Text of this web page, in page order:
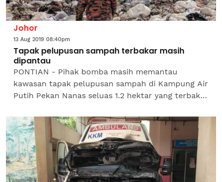
Johor
13 Aug 2019 08:40pm
Tapak pelupusan sampah terbakar masih
dipantau
PONTIAN - Pihak bomba masih memantau
kawasan tapak pelupusan sampah di Kampung Air
Putih Pekan Nanas seluas 1.2 hektar yang terbakar
kira jam 7 petang...